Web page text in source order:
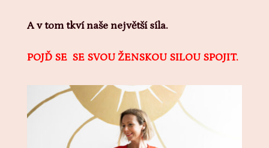
A v tom tkví naše největší síla.
POJĎ SE SE SVOU ŽENSKOU SILOU SPOJIT.